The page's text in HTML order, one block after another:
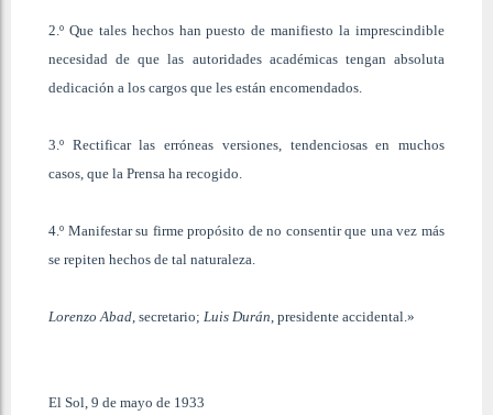
2.º Que tales hechos han puesto de manifiesto la imprescindible
necesidad de que las autoridades académicas tengan absoluta
dedicación a los cargos que les están encomendados.
3.º Rectificar las erróneas versiones, tendenciosas en muchos
casos, que la Prensa ha recogido.
4.º Manifestar su firme propósito de no consentir que una vez más
se repiten hechos de tal naturaleza.
Lorenzo Abad , secretario; Luis Durán , presidente accidental.»
El Sol, 9 de mayo de 1933